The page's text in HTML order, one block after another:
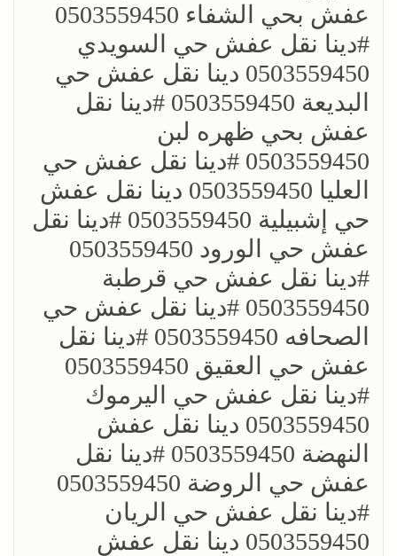
عفش بحي الشفاء 0503559450
؜#دينا نقل عفش حي السويدي
0503559450 دينا نقل عفش حي
البديعة 0503559450 ؜#دينا نقل
عفش بحي ظهره لبن
0503559450 ؜#دينا نقل عفش حي
العليا 0503559450 دينا نقل عفش
حي إشبيلية 0503559450 ؜#دينا نقل
عفش حي الورود 0503559450
؜#دينا نقل عفش حي قرطبة
0503559450 ؜#دينا نقل عفش حي
الصحافه 0503559450 ؜#دينا نقل
عفش حي العقيق 0503559450
؜#دينا نقل عفش حي اليرموك
0503559450 دينا نقل عفش
النهضة 0503559450 ؜#دينا نقل
عفش حي الروضة 0503559450
؜#دينا نقل عفش حي الريان
0503559450 دينا نقل عفش